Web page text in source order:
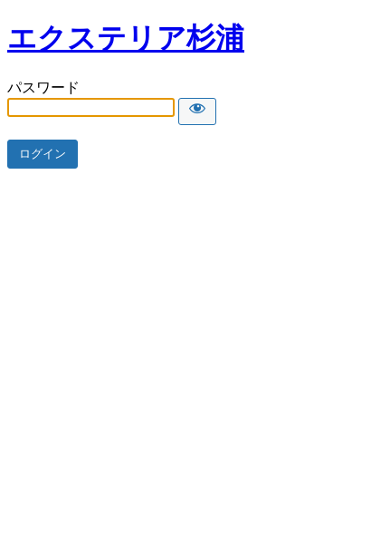
エクステリア杉浦
パスワード